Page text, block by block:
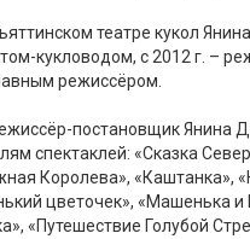
театре кукол
кукловодом, с 2012 г. –
режиссёром.
постановщик Янина
спектаклей: «Сказка
Королева», «Каштанка»,
цветочек», «Машенька
«Путешествие Голубой